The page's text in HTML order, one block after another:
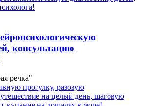
консультацию
речка"